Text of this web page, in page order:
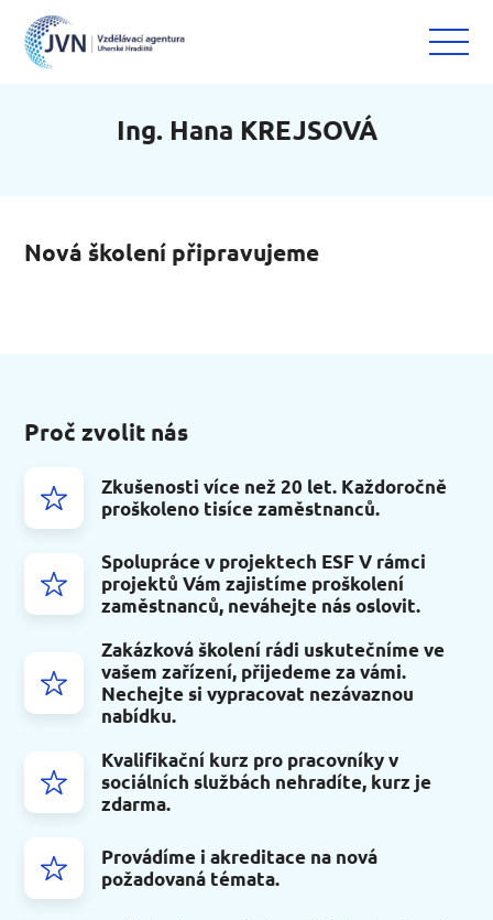
Ing. Hana KREJSOVÁ
Nová školení připravujeme
Proč zvolit nás
Zkušenosti více než 20 let. Každoročně
proškoleno tisíce zaměstnanců.
Spolupráce v projektech ESF V rámci
projektů Vám zajistíme proškolení
zaměstnanců, neváhejte nás oslovit.
Zakázková školení rádi uskutečníme ve
vašem zařízení, přijedeme za vámi.
Nechejte si vypracovat nezávaznou
nabídku.
Kvalifikační kurz pro pracovníky v
sociálních službách nehradíte, kurz je
zdarma.
Provádíme i akreditace na nová
požadovaná témata.